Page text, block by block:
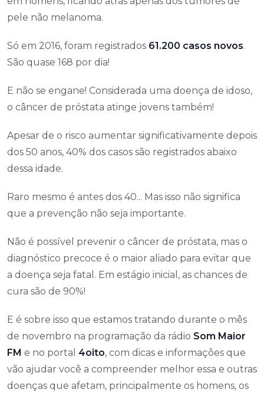
pele não melanoma.
Só em 2016, foram registrados 61.200 casos novos.
São quase 168 por dia!
E não se engane! Considerada uma doença de idoso,
o câncer de próstata atinge jovens também!
Apesar de o risco aumentar significativamente depois
dos 50 anos, 40% dos casos são registrados abaixo
dessa idade.
Raro mesmo é antes dos 40... Mas isso não significa
que a prevenção não seja importante.
Não é possível prevenir o câncer de próstata, mas o
diagnóstico precoce é o maior aliado para evitar que
a doença seja fatal. Em estágio inicial, as chances de
cura são de 90%!
E é sobre isso que estamos tratando durante o mês
de novembro na programação da rádio Som Maior
FM e no portal 4oito, com dicas e informações que
vão ajudar você a compreender melhor essa e outras
doenças que afetam, principalmente os homens, os